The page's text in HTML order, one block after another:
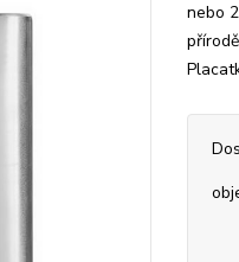
nebo